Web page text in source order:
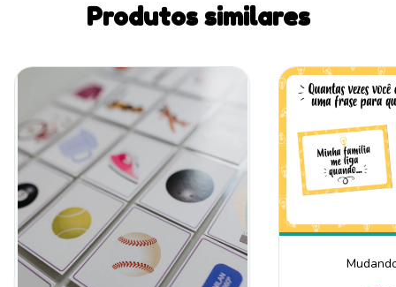
Produtos similares